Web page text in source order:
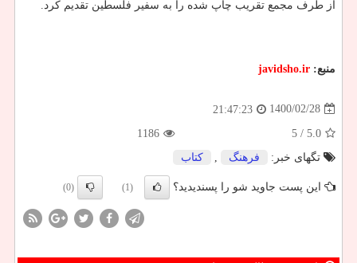
از طرف مجمع تقریب چاپ شده را به سفیر فلسطین تقدیم کرد.
منبع: javidsho.ir
1400/02/28
21:47:23
5.0
/ 5
1186
تگهای خبر:
فرهنگ , كتاب
این پست جاوید شو را پسندیدید؟ (1)
(0)